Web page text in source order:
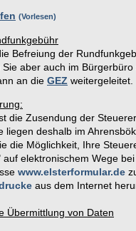
Vorlesen
Befreiung der
aber auch im
an die GEZ weitergeleitet.
die Zusendung der
liegen deshalb im
die Möglichkeit, Ihre
auf elektronischem Wege
www.elsterformular.de
aus dem Internet
Übermittlung von Daten